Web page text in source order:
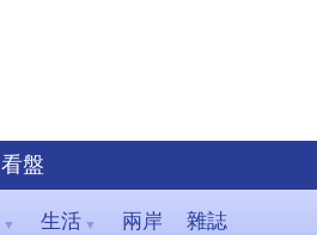
看盤
▼ 生活 ▼ 兩岸 雜誌